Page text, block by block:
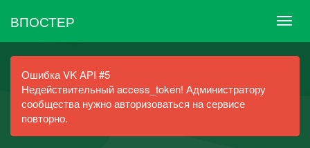
ВПОСТЕР
Ошибка VK API #5
Недействительный access_token! Администратору
сообщества нужно авторизоваться на сервисе
повторно.